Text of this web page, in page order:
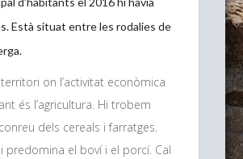
Està situat entre les rodalies de
on l’activitat econòmica
és l’agricultura. Hi trobem
dels cereals i farratges.
predomina el boví i el porcí. Cal